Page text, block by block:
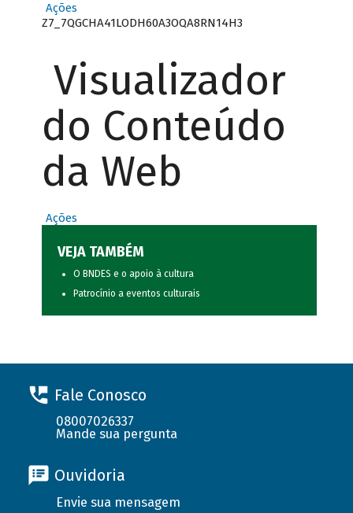
Ações
Z7_7QGCHA41LODH60A3OQA8RN14H3
Visualizador
do Conteúdo
da Web
Ações
VEJA TAMBÉM
O BNDES e o apoio à cultura
Patrocínio a eventos culturais
Fale Conosco
08007026337
Mande sua pergunta
Ouvidoria
Envie sua mensagem